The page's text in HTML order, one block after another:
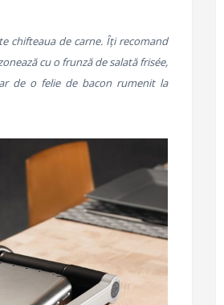
chifteaua de carne. Îți recomand
cu o frunză de salată frisée,
de o felie de bacon rumenit la